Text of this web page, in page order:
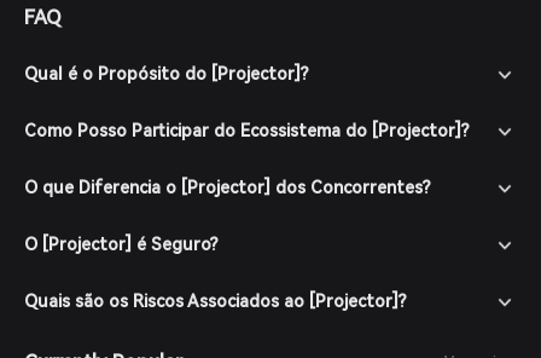
confiáveis, declarar que atualmente não há prognósticos
FAQ
Qual é o Propósito do [Projector]?
Como Posso Participar do Ecossistema do [Projector]?
O que Diferencia o [Projector] dos Concorrentes?
O [Projector] é Seguro?
Quais são os Riscos Associados ao [Projector]?